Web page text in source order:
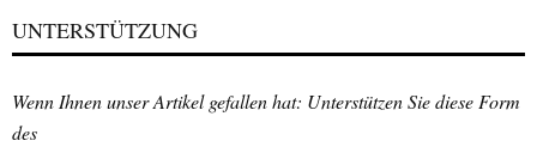
UNTERSTÜTZUNG
Wenn Ihnen unser Artikel gefallen hat: Unterstützen Sie diese Form
des